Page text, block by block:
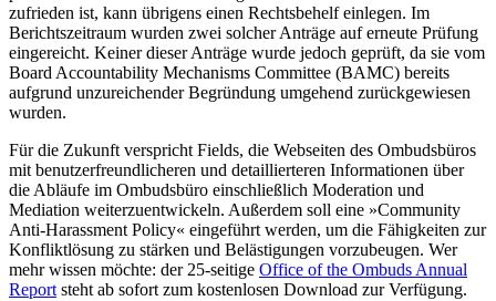
zufrieden ist, kann übrigens einen Rechtsbehelf einlegen. Im
Berichtszeitraum wurden zwei solcher Anträge auf erneute Prüfung
eingereicht. Keiner dieser Anträge wurde jedoch geprüft, da sie vom
Board Accountability Mechanisms Committee (BAMC) bereits
aufgrund unzureichender Begründung umgehend zurückgewiesen
wurden.
Für die Zukunft verspricht Fields, die Webseiten des Ombudsbüros
mit benutzerfreundlicheren und detaillierteren Informationen über
die Abläufe im Ombudsbüro einschließlich Moderation und
Mediation weiterzuentwickeln. Außerdem soll eine »Community
Anti-Harassment Policy« eingeführt werden, um die Fähigkeiten zur
Konfliktlösung zu stärken und Belästigungen vorzubeugen. Wer
mehr wissen möchte: der 25-seitige Office of the Ombuds Annual
Report steht ab sofort zum kostenlosen Download zur Verfügung.